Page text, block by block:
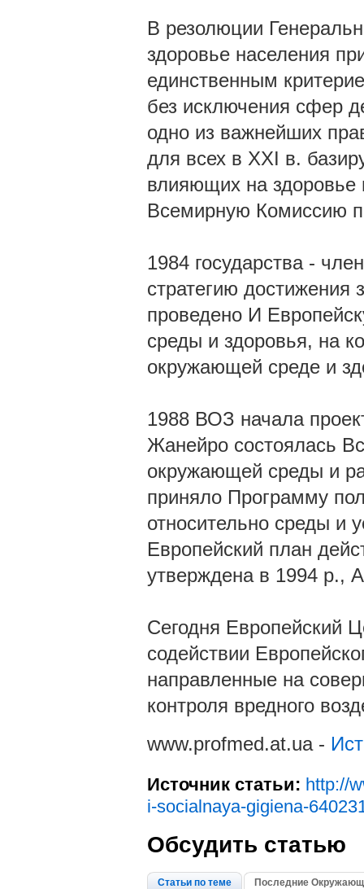
В резолюции
здоровье населения
единственным
без исключения сфер
одно из важнейших
для всех в XXI в.
влияющих на
Всемирную Комиссию
1984 государства -
стратегию достижения
проведено И
среды и здоровья, на
окружающей среде и
1988 ВОЗ начала
Жанейро состоялась
окружающей среды и
приняло Программу
относительно среды и
Европейский план
утверждена в 1994 p.,
Сегодня Европейский
содействии
направленные на
контроля вредного
www.profmed.at.ua -
Источник статьи: http://
i-socialnaya-gigiena-
Обсудить статью
Статьи по теме Последние